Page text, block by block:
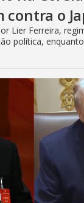
contra o
Lier Ferreira,
política,